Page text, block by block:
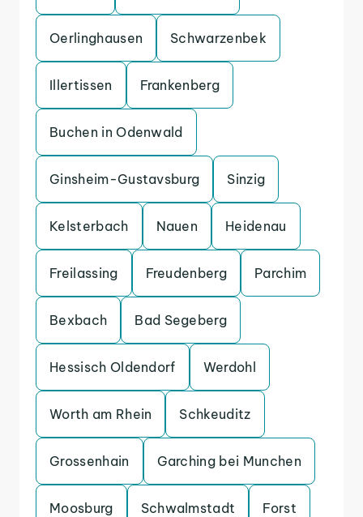
Oerlinghausen Schwarzenbek
Illertissen Frankenberg
Buchen in Odenwald
Ginsheim-Gustavsburg Sinzig
Kelsterbach Nauen Heidenau
Freilassing Freudenberg Parchim
Bexbach Bad Segeberg
Hessisch Oldendorf Werdohl
Worth am Rhein Schkeuditz
Grossenhain Garching bei Munchen
Moosburg Schwalmstadt Forst